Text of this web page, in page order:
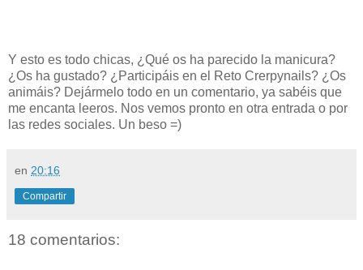
Y esto es todo chicas, ¿Qué os ha parecido la manicura?
¿Os ha gustado? ¿Participáis en el Reto Crerpynails? ¿Os
animáis? Dejármelo todo en un comentario, ya sabéis que
me encanta leeros. Nos vemos pronto en otra entrada o por
las redes sociales. Un beso =)
en 20:16
Compartir
18 comentarios: